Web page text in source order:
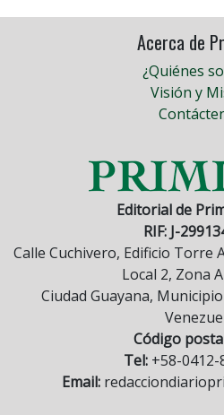
Acerca de
¿Quiénes
Visión y
Editorial de
RIF: J-
Calle Cuchivero, Edificio Torre
Local 2, Zona
Ciudad Guayana,
Código
Tel:+58-0412-
Email: